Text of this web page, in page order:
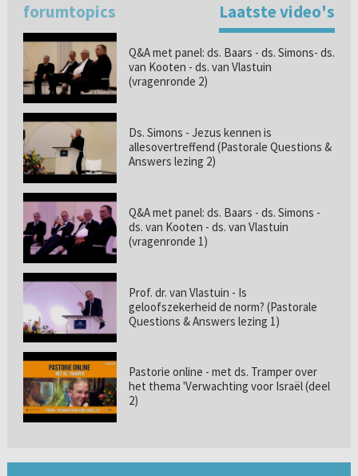
forumtopics Laatste video's
Q&A met panel: ds. Baars - ds. Simons- ds.
van Kooten - ds. van Vlastuin
(vragenronde 2)
Ds. Simons - Jezus kennen is
allesovertreffend (Pastorale Questions &
Answers lezing 2)
Q&A met panel: ds. Baars - ds. Simons -
ds. van Kooten - ds. van Vlastuin
(vragenronde 1)
Prof. dr. van Vlastuin - Is
geloofszekerheid de norm? (Pastorale
Questions & Answers lezing 1)
Pastorie online - met ds. Tramper over
het thema 'Verwachting voor Israël (deel
2)